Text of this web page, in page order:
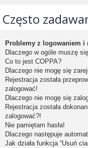
Często
Problemy z logowaniem i
Dlaczego w ogóle muszę
Co to jest COPPA?
Dlaczego nie mogę się
Rejestracja została
zalogować!
Dlaczego nie mogę się
Rejestracja została
zalogować?!
Nie pamiętam hasła!
Dlaczego następuje
Jak działa funkcja “Usuń